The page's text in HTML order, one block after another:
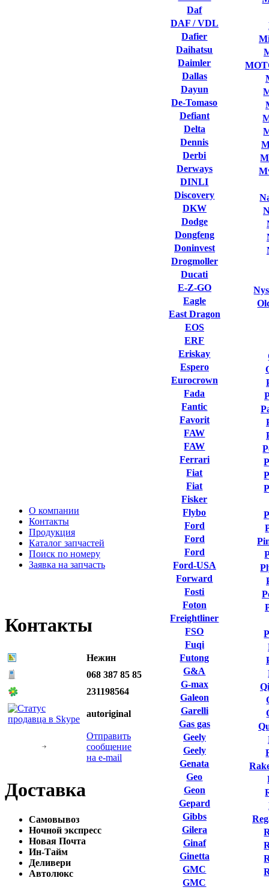
О компании
Контакты
Продукция
Каталог запчастей
Поиск по номеру
Заявка на запчасть
Контакты
Нежин
068 387 85 85
231198564
autoriginal
Отправить
сообщение
на e-mail
Доставка
Самовывоз
Ночной экспресс
Новая Почта
Ин-Тайм
Деливери
Автолюкс
Daf
DAF / VDL
Dafier
Daihatsu
Daimler
Dallas
Dayun
De-Tomaso
Defiant
Delta
Dennis
Derbi
Derways
DINLI
Discovery
DKW
Dodge
Dongfeng
Doninvest
Drogmoller
Ducati
E-Z-GO
Eagle
East Dragon
EOS
ERF
Eriskay
Espero
Eurocrown
Fada
Fantic
Favorit
FAW
FAW
Ferrari
Fiat
Fiat
Fisker
Flybo
Ford
Ford
Ford
Ford-USA
Forward
Fosti
Foton
Freightliner
FSO
Fuqi
Futong
G&A
G-max
Galeon
Garelli
Gas gas
Geely
Geely
Genata
Geo
Geon
Gepard
Gibbs
Gilera
Ginaf
Ginetta
GMC
GMC